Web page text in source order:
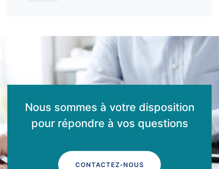
Nous sommes à votre disposition
pour répondre à vos questions
CONTACTEZ-NOUS